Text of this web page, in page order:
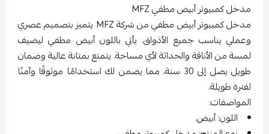
مدخل كمبيوتر أبيض مطفي MFZ
مدخل كمبيوتر أبيض مطفي من شركة MFZ يتميز بتصميم عصري
وعملي يناسب جميع الأذواق. يأتي باللون أبيض مطفي ليضيف
لمسة من الأناقة والحداثة لأي مساحة. يتمتع بمتانة عالية وضمان
طويل يصل إلى 30 سنة، مما يضمن لك استخدامًا موثوقًا وآمنًا
لفترة طويلة.
المواصفات:
اللون: أبيض.